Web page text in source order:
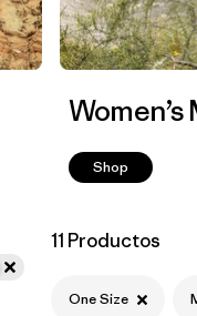
Shop
11 Productos
One Size